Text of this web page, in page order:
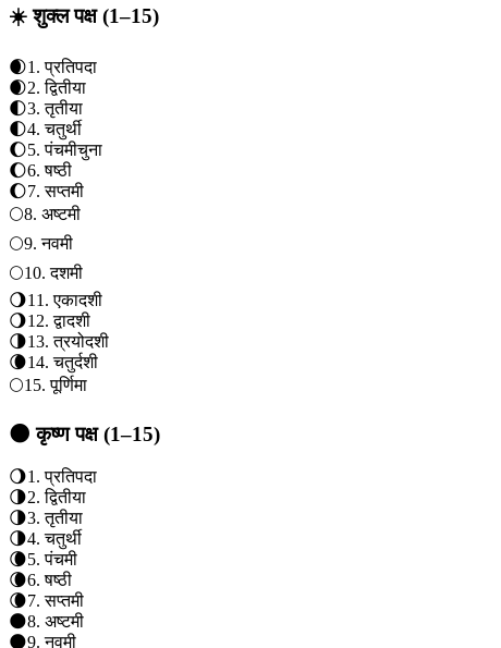
☀️ शुक्ल पक्ष (1–15)
🌒1 .प्रतिपदा
🌒2.द्वितीया
🌓3.तृतीया
🌓4.चतुर्थी
🌔5.पंचमीचुना
🌔6.षष्ठी
🌔7.सप्तमी
🌕8. अष्टमी
🌕9.नवमी
🌕10.दशमी
🌖11 .एकादशी
🌖12.द्वादशी
🌗13.त्रयोदशी
🌘14.चतुर्दशी
🌕15.पूर्णिमा
🌑 कृष्ण पक्ष (1–15)
🌖1 .प्रतिपदा
🌗2.द्वितीया
🌗3.तृतीया
🌗4.चतुर्थी
🌘5.पंचमी
🌘6.षष्ठी
🌘7.सप्तमी
🌑8. अष्टमी
🌑9.नवमी